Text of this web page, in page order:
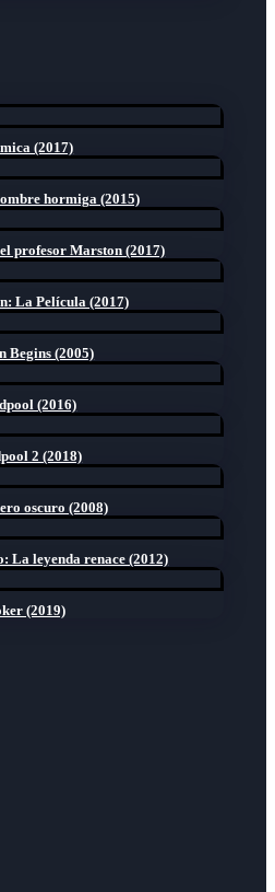
(2017)
hormiga (2015)
profesor Marston (2017)
La Película (2017)
Begins (2005)
(2016)
2 (2018)
oscuro (2008)
La leyenda renace (2012)
(2019)